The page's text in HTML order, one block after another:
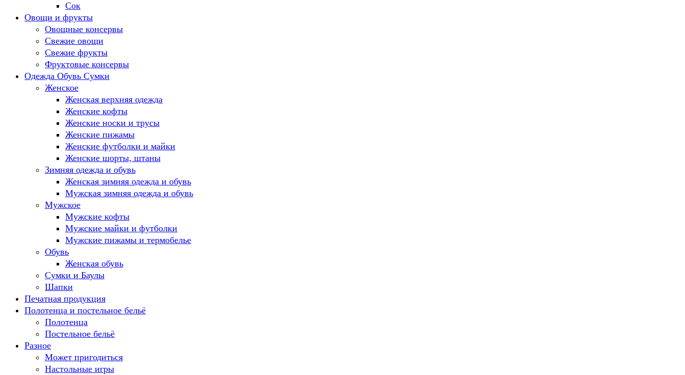
Сок
Овощи и фрукты
Овощные консервы
Свежие овощи
Свежие фрукты
Фруктовые консервы
Одежда Обувь Сумки
Женское
Женская верхняя одежда
Женские кофты
Женские носки и трусы
Женские пижамы
Женские футболки и майки
Женские шорты, штаны
Зимняя одежда и обувь
Женская зимняя одежда и обувь
Мужская зимняя одежда и обувь
Мужское
Мужские кофты
Мужские майки и футболки
Мужские пижамы и термобелье
Обувь
Женская обувь
Сумки и Баулы
Шапки
Печатная продукция
Полотенца и постельное бельё
Полотенца
Постельное бельё
Разное
Может пригодиться
Настольные игры